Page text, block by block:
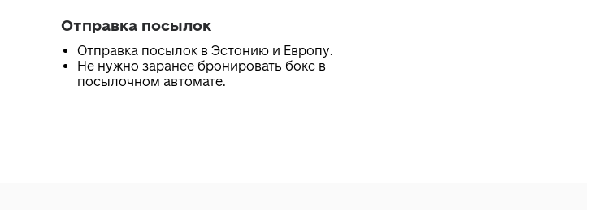
Отправка посылок
Отправка посылок в Эстонию и Европу.
Не нужно заранее бронировать бокс в
посылочном автомате.